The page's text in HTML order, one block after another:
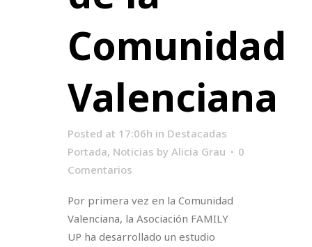
Comunidad
Valenciana
Posted at 17:06h in Destacadas
Portada, Noticias by Alicia Grau
0
Comentarios
Por primera vez en la Comunidad
Valenciana, la Asociación FAMILY
UP ha desarrollado un estudio